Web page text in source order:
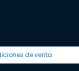
de venta